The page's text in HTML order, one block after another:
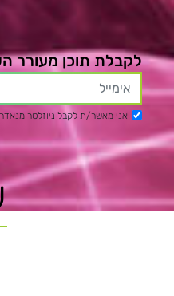
לקבלת תוכן מעורר
אני מאשר/ת לקבל ניוזלטר